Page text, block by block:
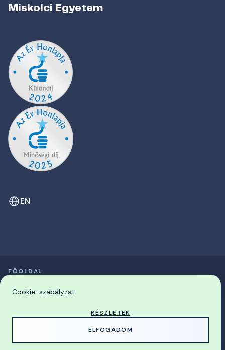
Miskolci Egyetem
EN
© 2026 Miskolci Egyetem
FŐOLDAL
Cookie-szabályzat
RÉSZLETEK
ELFOGADOM